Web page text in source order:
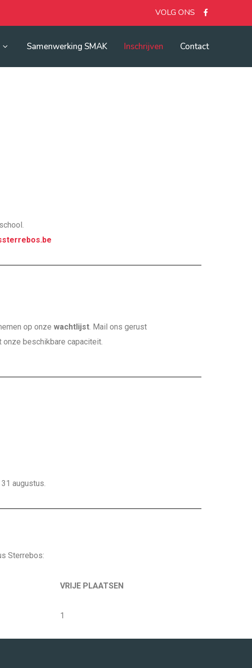
VOLG ONS
Samenwerking SMAK Inschrijven Contact
op onze wachtlijst. Mail ons gerust
onze beschikbare capaciteit.
augustus.
Sterrebos:
VRIJE PLAATSEN
1